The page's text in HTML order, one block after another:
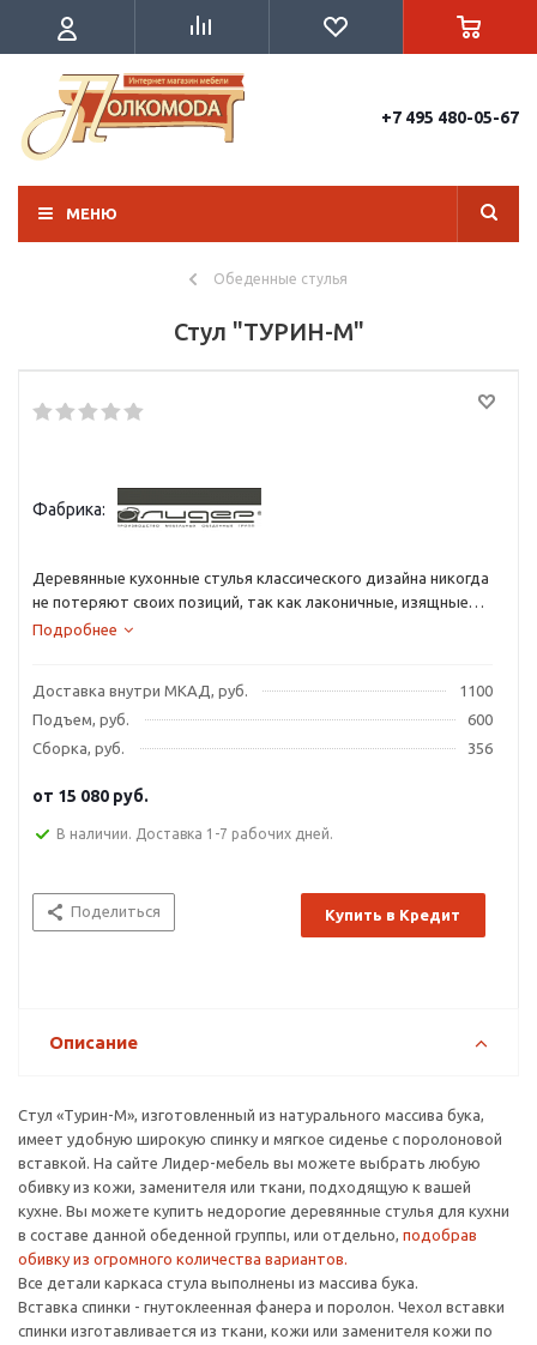
+7 495 480-05-67
МЕНЮ
Обеденные стулья
Стул "ТУРИН-М"
Фабрика:
Деревянные кухонные стулья классического дизайна никогда
не потеряют своих позиций, так как лаконичные, изящные
модели идеально вписываются в любой интерьер.
Подробнее
Доставка внутри МКАД, руб.
1100
Подъем, руб.
600
Сборка, руб.
356
от 15 080 руб.
В наличии. Доставка 1-7 рабочих дней.
Поделиться Купить в Кредит
Описание
Стул «Турин-М», изготовленный из натурального массива бука,
имеет удобную широкую спинку и мягкое сиденье с поролоновой
вставкой. На сайте Лидер-мебель вы можете выбрать любую
обивку из кожи, заменителя или ткани, подходящую к вашей
кухне. Вы можете купить недорогие деревянные стулья для кухни
в составе данной обеденной группы, или отдельно, подобрав
обивку из огромного количества вариантов.
Все детали каркаса стула выполнены из массива бука.
Вставка спинки - гнутоклеенная фанера и поролон. Чехол вставки
спинки изготавливается из ткани, кожи или заменителя кожи по